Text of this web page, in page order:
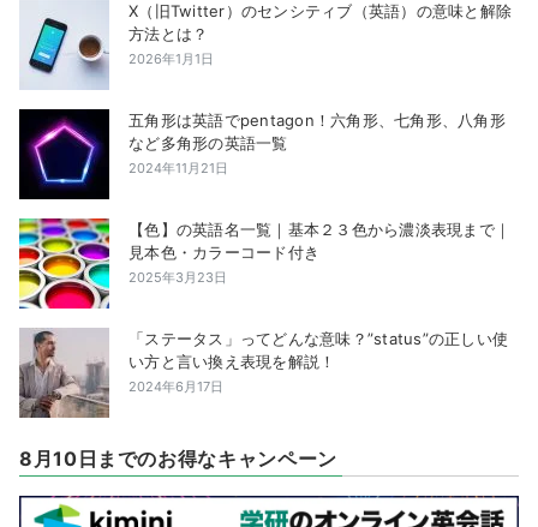
X（旧Twitter）のセンシティブ（英語）の意味と解除
方法とは？
2026年1月1日
五角形は英語でpentagon！六角形、七角形、八角形
など多角形の英語一覧
2024年11月21日
【色】の英語名一覧｜基本２３色から濃淡表現まで｜
見本色・カラーコード付き
2025年3月23日
「ステータス」ってどんな意味？”status”の正しい使
い方と言い換え表現を解説！
2024年6月17日
8月10日までのお得なキャンペーン